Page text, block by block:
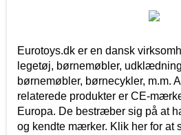
Eurotoys.dk er en dansk
legetøj, børnemøbler,
børnemøbler, børnecykler, m.m.
relaterede produkter er CE-
Europa. De bestræber sig på at
og kendte mærker. Klik her for at